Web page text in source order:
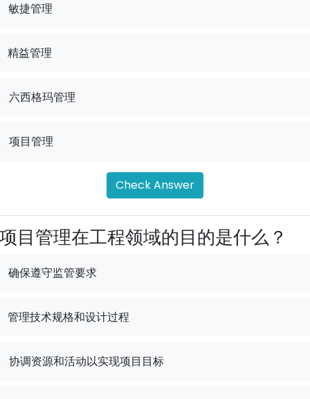
敏捷管理
精益管理
六西格玛管理
项目管理
Check Answer
项目管理在工程领域的目的是什么？
确保遵守监管要求
管理技术规格和设计过程
协调资源和活动以实现项目目标